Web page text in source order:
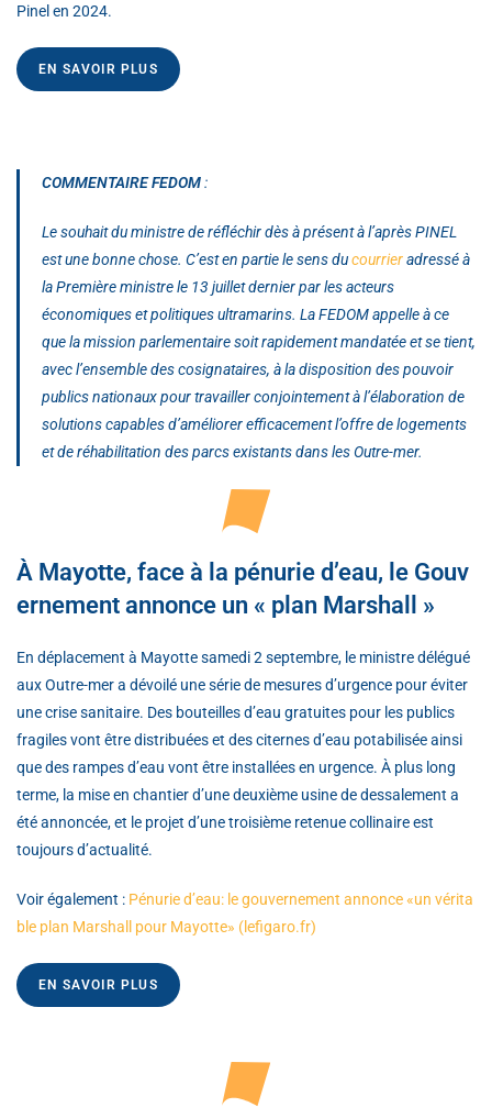
Pinel en 2024.
EN SAVOIR PLUS
COMMENTAIRE FEDOM:
Le souhait du ministre de réfléchir dès à présent à l’après PINEL
est une bonne chose. C’est en partie le sens ducourrieradressé à
la Première ministre le 13 juillet dernier par les acteurs
économiques et politiques ultramarins. La FEDOM appelle à ce
que la mission parlementaire soit rapidement mandatée et se tient,
avec l’ensemble des cosignataires, à la disposition des pouvoir
publics nationaux pour travailler conjointement à l’élaboration de
solutions capables d’améliorer efficacement l’offre de logements
et de réhabilitation des parcs existants dans les Outre-mer.
À Mayotte, face à la pénurie d’eau, le Gouv
ernement annonce un « plan Marshall »
En déplacement à Mayotte samedi 2 septembre, le ministre délégué
aux Outre-mer a dévoilé une série de mesures d’urgence pour éviter
une crise sanitaire. Des bouteilles d’eau gratuites pour les publics
fragiles vont être distribuées et des citernes d’eau potabilisée ainsi
que des rampes d’eau vont être installées en urgence. À plus long
terme, la mise en chantier d’une deuxième usine de dessalement a
été annoncée, et le projet d’une troisième retenue collinaire est
toujours d’actualité.
Voir également : Pénurie d’eau: le gouvernement annonce «un vérita
ble plan Marshall pour Mayotte» (lefigaro.fr)
EN SAVOIR PLUS